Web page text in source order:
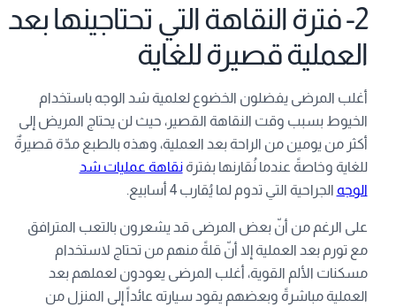
2- فترة النقاهة التي تحتاجينها بعد
العملية قصيرة للغاية
أغلب المرضى يفضلون الخضوع لعلمية شد الوجه باستخدام
الخيوط بسبب وقت النقاهة القصير، حيث لن يحتاج المريض إلى
أكثر من يومين من الراحة بعد العملية، وهذه بالطبع مدّة قصيرةٌ
للغاية وخاصةً عندما نُقارنها بفترةنقاهة عمليات شد
الوجه الجراحية التي تدوم لما يُقارب 4 أسابيع.
على الرغم من أنّ بعض المرضى قد يشعرون بالتعب المترافق
مع تورم بعد العملية إلا أنّ قلةً منهم من تحتاج لاستخدام
مسكنات الألم القوية، أغلب المرضى يعودون لعملهم بعد
العملية مباشرةً وبعضهم يقود سيارته عائداً إلى المنزل من